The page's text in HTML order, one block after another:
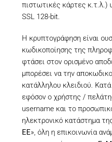
πιστωτικές κάρτες κ.τ.λ.)
SSL 128-bit.
Η κρυπτογράφηση είναι
κωδικοποίησης της
φτάσει στον ορισμένο
μπορέσει να την
κατάλληλου κλειδιού.
εφόσον ο χρήστης /
username και το
ηλεκτρονικό κατάστημα
ΕΕ», όλη η επικοινωνία